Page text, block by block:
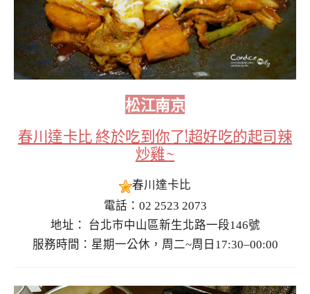
松江南京
春川達卡比 終於吃到你了!超好吃的起司辣
炒雞~
春川達卡比
電話：02 2523 2073
地址： 台北市中山區新生北路一段146號
服務時間：星期一公休，周二~周日17:30–00:00